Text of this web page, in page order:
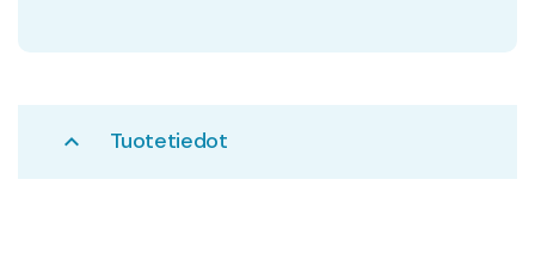
expand_less Tuotetiedot